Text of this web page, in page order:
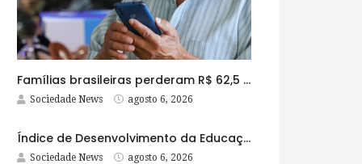
Famílias brasileiras perderam R$ 62,5 bilhões para bets em 2025
Sociedade News agosto 6, 2026
Índice de Desenvolvimento da Educação Básica tem elevação em todas as etapas
Sociedade News agosto 6, 2026